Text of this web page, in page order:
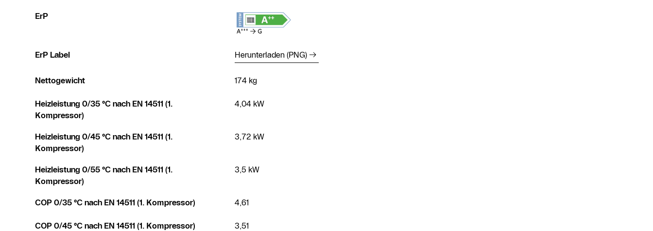
ErP
ErP Label Herunterladen (PNG)
Nettogewicht 174 kg
Heizleistung 0/35 °C nach EN 14511 (1.
Kompressor)
4,04 kW
Heizleistung 0/45 °C nach EN 14511 (1.
Kompressor)
3,72 kW
Heizleistung 0/55 °C nach EN 14511 (1.
Kompressor)
3,5 kW
COP 0/35 °C nach EN 14511 (1. Kompressor) 4,61
COP 0/45 °C nach EN 14511 (1. Kompressor) 3,51